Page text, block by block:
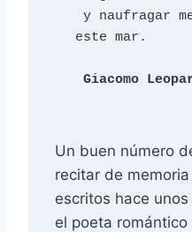
este mar.
Giacomo
Un buen número
recitar de
escritos hace
el poeta romántico